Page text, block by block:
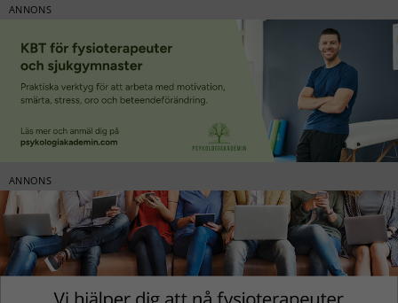
ANNONS
ANNONS